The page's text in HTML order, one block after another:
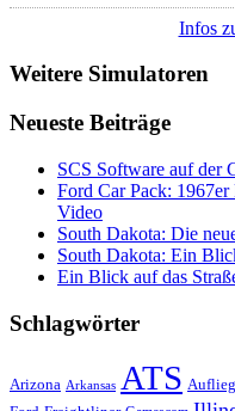
Infos
Weitere Simulatoren
Neueste Beiträge
SCS Software auf der
Ford Car Pack:
Video
South Dakota: Die
South Dakota: Ein
Ein Blick auf das
Schlagwörter
Arizona Arkansas ATS